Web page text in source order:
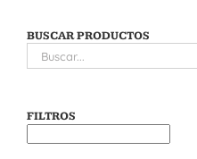
BUSCAR PRODUCTOS
FILTROS